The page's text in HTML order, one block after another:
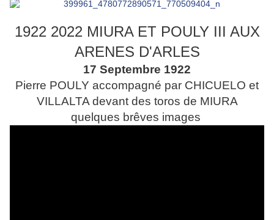
1922 2022 MIURA ET POULY III AUX
ARENES D'ARLES
17 Septembre 1922
Pierre POULY accompagné par CHICUELO et
VILLALTA devant des toros de MIURA
quelques brêves images